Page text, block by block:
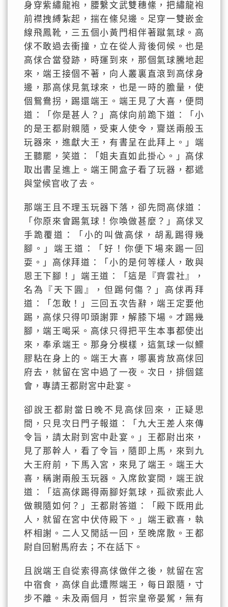
身穿紫繡龍袍，腰繫文武雙穗絛，把繡龍袍
前襟拽縛紮起，揣在絛兒邊。足穿一雙嵌金
線飛鳳靴，三五個小黃門相伴著蹴氣球。高
俅不敢過去衝撞，立在從人背後伺候。也是
高俅合當發跡，時運到來，那個氣球騰地起
來，端王接個不著，向人叢裏直滾到高俅身
邊，那高俅見氣球來，也是一時的膽量，使
個鴛鴦拐，踢還端王。端王見了大喜，便問
道：「你是甚人？」高俅向前跪下道：「小
的是王都尉親隨，受東人使令，齎送兩般玉
玩器來，進獻大王，有書呈在此拜上。」端
王聽罷，笑道：「姐夫直如此掛心。」高俅
取出書呈進上。端王開盒子看了玩器，都遞
與堂候官收了去。
那端王且不理玉玩器下落，卻先問高俅道：
「你原來會踢氣球！你喚做甚麼？」高俅叉
手跪覆道：「小的叫做高俅，胡亂踢得幾
腳。」端王道：「好！你便下場來踢一回
耍。」高俅拜道：「小的是何等樣人，敢與
恩王下腳！」端王道：「這是『齊雲社』，
名為『天下圓』，但踢何傷？」高俅再拜
道：「怎敢！」三回五次告辭，端王定要他
踢，高俅只得叩頭謝罪，解膝下場。才踢幾
腳，端王喝采。高俅只得把平生本事都使出
來，奉承端王。那身分模樣，這氣球一似鰾
膠粘在身上的。端王大喜，哪裏肯放高俅回
府去，就留在宮中過了一夜。次日，排個筵
會，專請王都尉宮中赴宴。
卻說王都尉當日晚不見高俅回來，正疑思
間，只見次日門子報道：「九大王差人來傳
令旨，請太尉到宮中赴宴。」王都尉出來，
見了那幹人，看了令旨，隨即上馬，來到九
大王府前，下馬入宮，來見了端王。端王大
喜，稱謝兩般玉玩器。入席飲宴間，端王說
道：「這高俅踢得兩腳好氣球，孤欲索此人
做親隨如何？」王都尉答道：「殿下既用此
人，就留在宮中伏侍殿下。」端王歡喜，執
杯相謝。二人又閒話一回，至晚席散。王都
尉自回駙馬府去；不在話下。
且說端王自從索得高俅做伴之後，就留在宮
中宿食，高俅自此遭際端王，每日跟隨，寸
步不離。未及兩個月，哲宗皇帝晏駕，無有